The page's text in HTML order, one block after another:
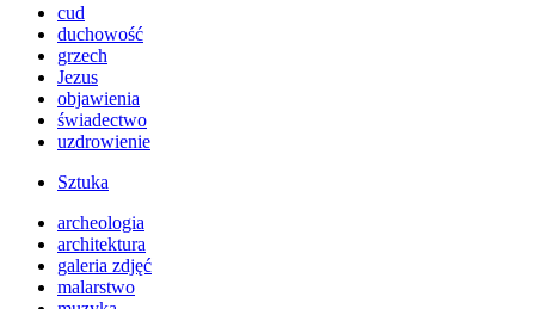
cud
duchowość
grzech
Jezus
objawienia
świadectwo
uzdrowienie
Sztuka
archeologia
architektura
galeria zdjęć
malarstwo